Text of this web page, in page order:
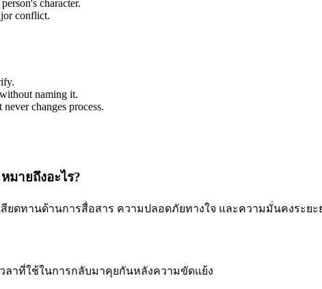
character.
conflict.
naming it.
changes process.
มายถึงอะไร?
ยดทานด้านการสื่อสาร ความปลอดภัยทางใจ และความมั่นคงระย
ลาที่ใช้ในการกลับมาคุยกันหลังความขัดแย้ง